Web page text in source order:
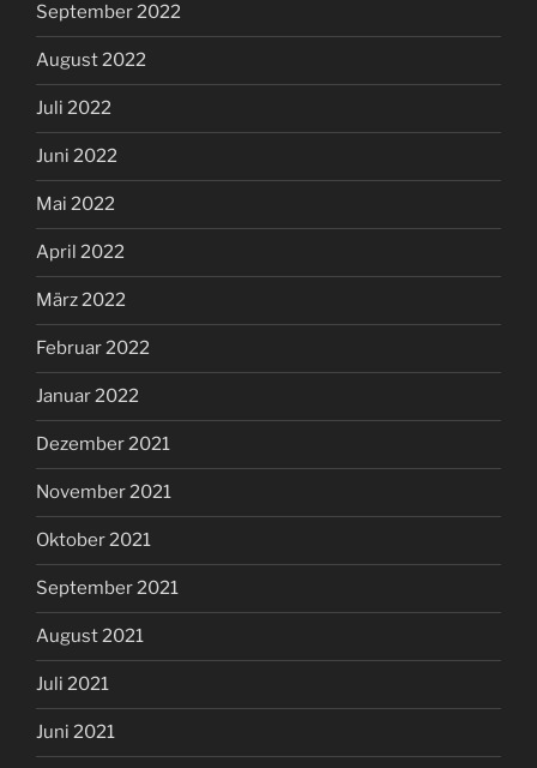
September 2022
August 2022
Juli 2022
Juni 2022
Mai 2022
April 2022
März 2022
Februar 2022
Januar 2022
Dezember 2021
November 2021
Oktober 2021
September 2021
August 2021
Juli 2021
Juni 2021